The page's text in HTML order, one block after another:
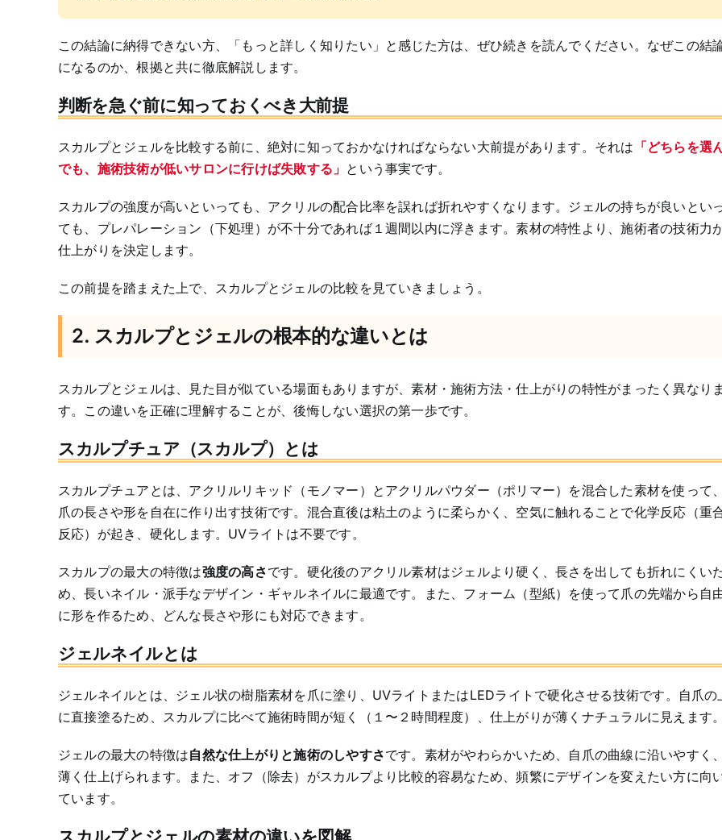
この結論に納得できない方、「もっと詳しく知りたい」と感じた方は、ぜひ続きを読んでください。なぜこの結
になるのか、根拠と共に徹底解説します。
判断を急ぐ前に知っておくべき大前提
スカルプとジェルを比較する前に、絶対に知っておかなければならない大前提があります。それは 「どちらを選
でも、施術技術が低いサロンに行けば失敗する」 という事実です。
スカルプの強度が高いといっても、アクリルの配合比率を誤れば折れやすくなります。ジェルの持ちが良いとい
ても、プレパレーション（下処理）が不十分であれば１週間以内に浮きます。素材の特性より、施術者の技術力
仕上がりを決定します。
この前提を踏まえた上で、スカルプとジェルの比較を見ていきましょう。
2. スカルプとジェルの根本的な違いとは
スカルプとジェルは、見た目が似ている場面もありますが、素材・施術方法・仕上がりの特性がまったく異なりま
す。この違いを正確に理解することが、後悔しない選択の第一歩です。
スカルプチュア（スカルプ）とは
スカルプチュアとは、アクリルリキッド（モノマー）とアクリルパウダー（ポリマー）を混合した素材を使って、
爪の長さや形を自在に作り出す技術です。混合直後は粘土のように柔らかく、空気に触れることで化学反応（重
反応）が起き、硬化します。UVライトは不要です。
スカルプの最大の特徴は強度の高さです。硬化後のアクリル素材はジェルより硬く、長さを出しても折れにくい
め、長いネイル・派手なデザイン・ギャルネイルに最適です。また、フォーム（型紙）を使って爪の先端から自
に形を作るため、どんな長さや形にも対応できます。
ジェルネイルとは
ジェルネイルとは、ジェル状の樹脂素材を爪に塗り、UVライトまたはLEDライトで硬化させる技術です。自爪の
に直接塗るため、スカルプに比べて施術時間が短く（１〜２時間程度）、仕上がりが薄くナチュラルに見えます。
ジェルの最大の特徴は自然な仕上がりと施術のしやすさです。素材がやわらかいため、自爪の曲線に沿いやすく、
薄く仕上げられます。また、オフ（除去）がスカルプより比較的容易なため、頻繁にデザインを変えたい方に向
ています。